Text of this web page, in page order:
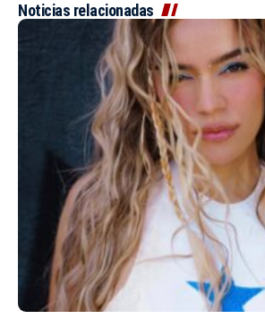
Noticias relacionadas